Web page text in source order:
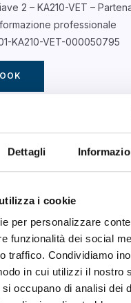
Dettagli
i cookie
per personalizzare
funzionalità dei social
traffico. Condividiamo
in cui utilizzi il nostro
occupano di analisi dei
2 – KA210-VET –
professionale
KA210-VET-000050795
delle
i formatori
elettronico
2 – KA220-VET –
e Formazione
VET-000051360